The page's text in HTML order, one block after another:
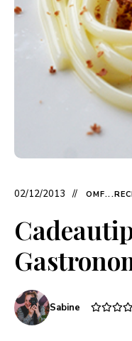
02/12/2013
Sabine